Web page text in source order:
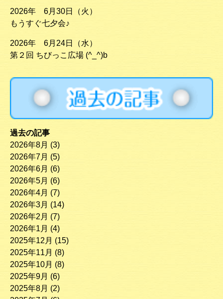
2026年 6月30日（火）
もうすぐ七夕会♪
2026年 6月24日（水）
第２回 ちびっこ広場 (^_^)b
過去の記事
2026年8月 (3)
2026年7月 (5)
2026年6月 (6)
2026年5月 (6)
2026年4月 (7)
2026年3月 (14)
2026年2月 (7)
2026年1月 (4)
2025年12月 (15)
2025年11月 (8)
2025年10月 (8)
2025年9月 (6)
2025年8月 (2)